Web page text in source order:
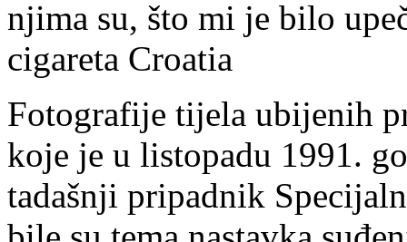
njima su, što mi je bilo
cigareta Croatia
Fotografije tijela ubijenih
koje je u listopadu 1991.
tadašnji pripadnik